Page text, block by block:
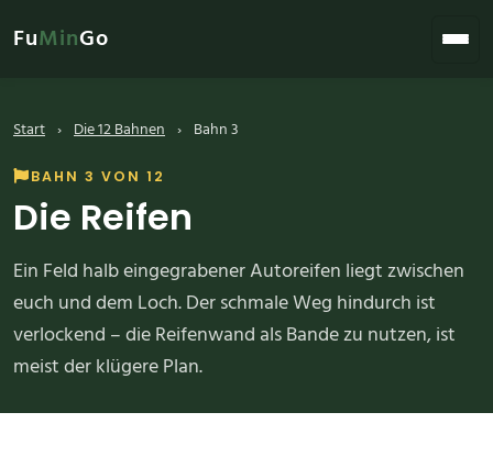
FuMinGo
Start › Die 12 Bahnen › Bahn 3
BAHN 3 VON 12
Die Reifen
Ein Feld halb eingegrabener Autoreifen liegt zwischen
euch und dem Loch. Der schmale Weg hindurch ist
verlockend – die Reifenwand als Bande zu nutzen, ist
meist der klügere Plan.